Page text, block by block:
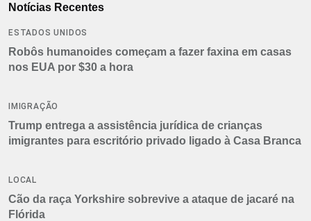
Notícias Recentes
ESTADOS UNIDOS
Robôs humanoides começam a fazer faxina em casas
nos EUA por $30 a hora
IMIGRAÇÃO
Trump entrega a assistência jurídica de crianças
imigrantes para escritório privado ligado à Casa Branca
LOCAL
Cão da raça Yorkshire sobrevive a ataque de jacaré na
Flórida